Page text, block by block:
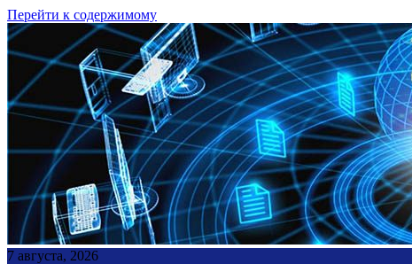
Перейти к содержимому
7 августа, 2026